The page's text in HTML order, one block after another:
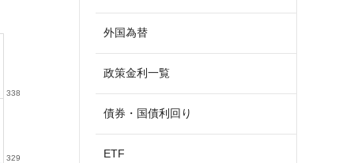
329
338
外国為替
政策金利一覧
債券・国債利回り
ETF